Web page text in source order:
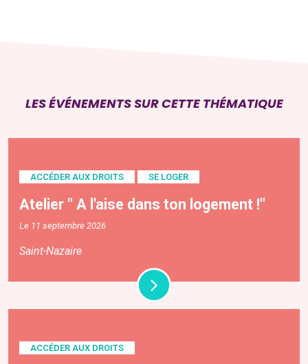
LES ÉVÉNEMENTS SUR CETTE THÉMATIQUE
ACCÉDER AUX DROITS SE LOGER
Atelier " A l'aise dans ton logement !"
Le 11 septembre 2026
Saint-Nazaire
ACCÉDER AUX DROITS